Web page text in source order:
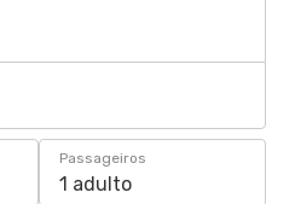
Passageiros
1 adulto